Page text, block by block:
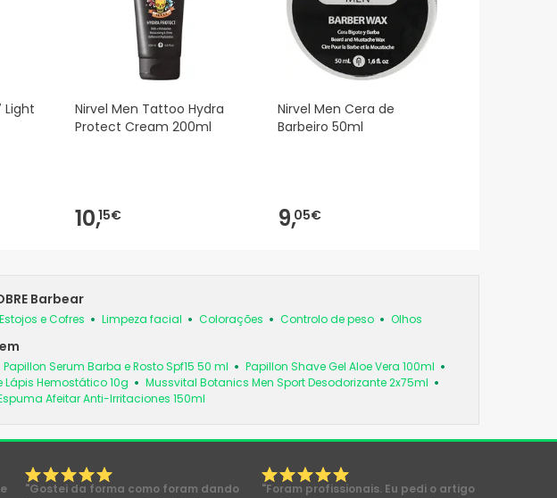
Light
Nirvel Men Tattoo Hydra
Protect Cream 200ml
10,15€
Nirvel Men Cera de
Barbeiro 50ml
9,05€
Barbear
Estojos e Cofres Limpeza facial Colorações Controlo de peso Olhos
Papillon Serum Barba e Rosto Spf15 50 ml
Papillon Shave Gel Aloe Vera 100ml
Lápis Hemostático 10g
Mussvital Botanics Men Sport Desodorizante 2x75ml
Afeitar Anti-Irritaciones 150ml
"Gostei da forma como foram dando
"Foram profissionais. Eu pedi o artigo